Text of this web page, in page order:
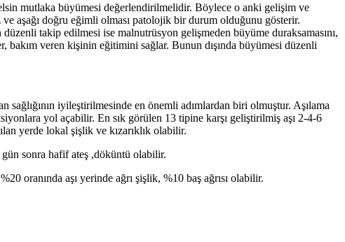
mutlaka büyümesi değerlendirilmelidir. Böylece o anki gelişim ve
aşağı doğru eğimli olması patolojik bir durum olduğunu gösterir.
takip edilmesi ise malnutrüsyon gelişmeden büyüme duraksamasını,
bakım veren kişinin eğitimini sağlar. Bunun dışında büyümesi düzenli
iyileştirilmesinde en önemli adımlardan biri olmuştur. Aşılama
yol açabilir. En sık görülen 13 tipine karşı geliştirilmiş aşı 2-4-6
yerde lokal şişlik ve kızarıklık olabilir.
gün sonra hafif ateş ,döküntü olabilir.
oranında aşı yerinde ağrı şişlik, %10 baş ağrısı olabilir.